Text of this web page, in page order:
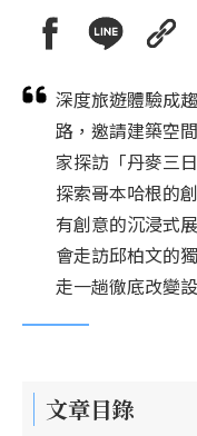
深度旅遊體驗成
路，邀請建築空
家探訪「丹麥三
探索哥本哈根的
有創意的沉浸式
會走訪邱柏文的
走一趟徹底改變
文章目錄